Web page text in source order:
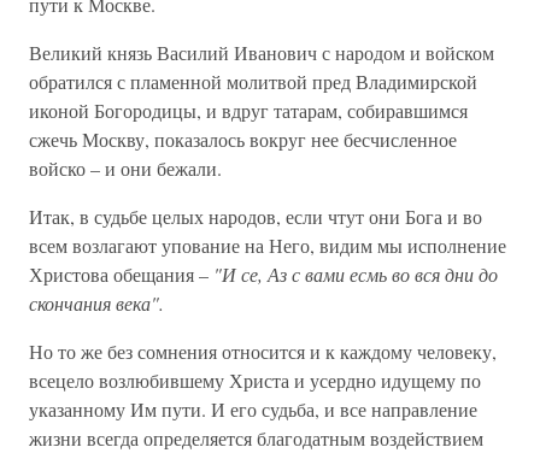
Великий князь Василий Иванович с народом и войском
обратился с пламенной молитвой пред Владимирской
иконой Богородицы, и вдруг татарам, собиравшимся
сжечь Москву, показалось вокруг нее бесчисленное
войско – и они бежали.
Итак, в судьбе целых народов, если чтут они Бога и во
всем возлагают упование на Него, видим мы исполнение
Христова обещания – "И се, Аз с вами есмь во вся дни до
скончания века".
Но то же без сомнения относится и к каждому человеку,
всецело возлюбившему Христа и усердно идущему по
указанному Им пути. И его судьба, и все направление
жизни всегда определяется благодатным воздействием